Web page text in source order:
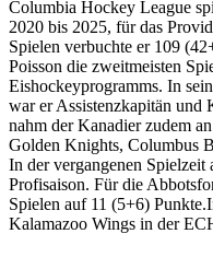
Columbia Hockey League
2020 bis 2025, für das
Spielen verbuchte er 109
Poisson die zweitmeisten
Eishockeyprogramms. In
war er Assistenzkapitän und
nahm der Kanadier zudem
Golden Knights, Columbus
In der vergangenen Spielzeit
Profisaison. Für die
Spielen auf 11 (5+6)
Kalamazoo Wings in der